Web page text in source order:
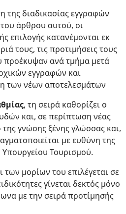
διαδικασίας εγγραφών
άρθρου αυτού, οι
επιλογής κατανέμονται εκ
τους, τις προτιμήσεις τους
προέκυψαν ανά τμήμα μετά
εγγραφών και
των νέων αποτελεσμάτων
, τη σειρά καθορίζει ο
και, σε περίπτωση νέας
γνώσης ξένης γλώσσας και,
με ευθύνη της
Υπουργείου Τουρισμού.
μορίων του επιλέγεται σε
γίνεται δεκτός μόνο
με την σειρά προτίμησής